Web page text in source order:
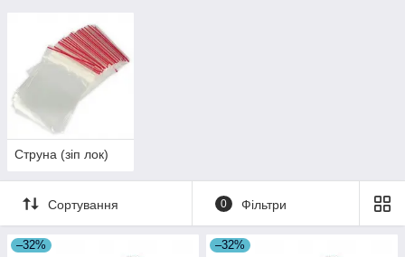
Струна (зіп лок)
Сортування 0 Фільтри
–32% –32%